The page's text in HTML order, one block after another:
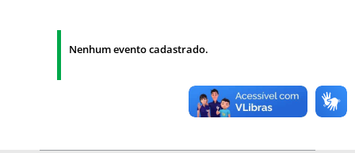
Nenhum evento cadastrado.